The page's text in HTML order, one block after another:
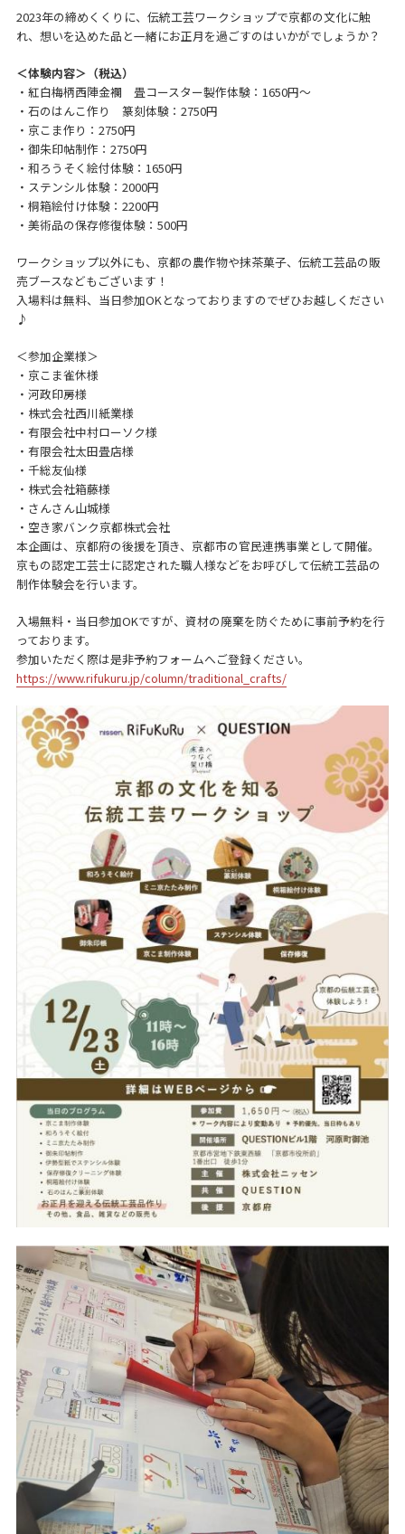
2023年の締めくくりに、伝統工芸ワークショップで京都の文化に触
れ、想いを込めた品と一緒にお正月を過ごすのはいかがでしょうか？
＜体験内容＞（税込）
・紅白梅柄西陣金襴 畳コースター製作体験：1650円～
・石のはんこ作り 篆刻体験：2750円
・京こま作り：2750円
・御朱印帖制作：2750円
・和ろうそく絵付体験：1650円
・ステンシル体験：2000円
・桐箱絵付け体験：2200円
・美術品の保存修復体験：500円
ワークショップ以外にも、京都の農作物や抹茶菓子、伝統工芸品の販
売ブースなどもございます！
入場料は無料、当日参加OKとなっておりますのでぜひお越しください
♪
＜参加企業様＞
・京こま雀休様
・河政印房様
・株式会社西川紙業様
・有限会社中村ローソク様
・有限会社太田畳店様
・千総友仙様
・株式会社箱藤様
・さんさん山城様
・空き家バンク京都株式会社
本企画は、京都府の後援を頂き、京都市の官民連携事業として開催。
京もの認定工芸士に認定された職人様などをお呼びして伝統工芸品の
制作体験会を行います。
入場無料・当日参加OKですが、資材の廃棄を防ぐために事前予約を行
っております。
参加いただく際は是非予約フォームへご登録ください。
https://www.rifukuru.jp/column/traditional_crafts/